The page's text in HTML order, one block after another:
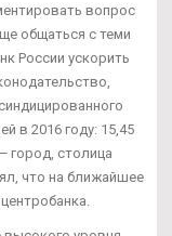
вопрос
общаться с теми
России ускорить
в 2016 году: 15,45
город, столица
что на ближайшее